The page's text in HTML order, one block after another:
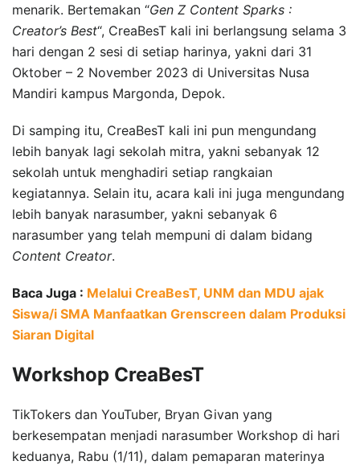
menarik. Bertemakan “Gen Z Content Sparks :
Creator’s Best“, CreaBesT kali ini berlangsung selama 3
hari dengan 2 sesi di setiap harinya, yakni dari 31
Oktober – 2 November 2023 di Universitas Nusa
Mandiri kampus Margonda, Depok.
Di samping itu, CreaBesT kali ini pun mengundang
lebih banyak lagi sekolah mitra, yakni sebanyak 12
sekolah untuk menghadiri setiap rangkaian
kegiatannya. Selain itu, acara kali ini juga mengundang
lebih banyak narasumber, yakni sebanyak 6
narasumber yang telah mempuni di dalam bidang
Content Creator.
Baca Juga : Melalui CreaBesT, UNM dan MDU ajak
Siswa/i SMA Manfaatkan Grenscreen dalam Produksi
Siaran Digital
Workshop CreaBesT
TikTokers dan YouTuber, Bryan Givan yang
berkesempatan menjadi narasumber Workshop di hari
keduanya, Rabu (1/11), dalam pemaparan materinya